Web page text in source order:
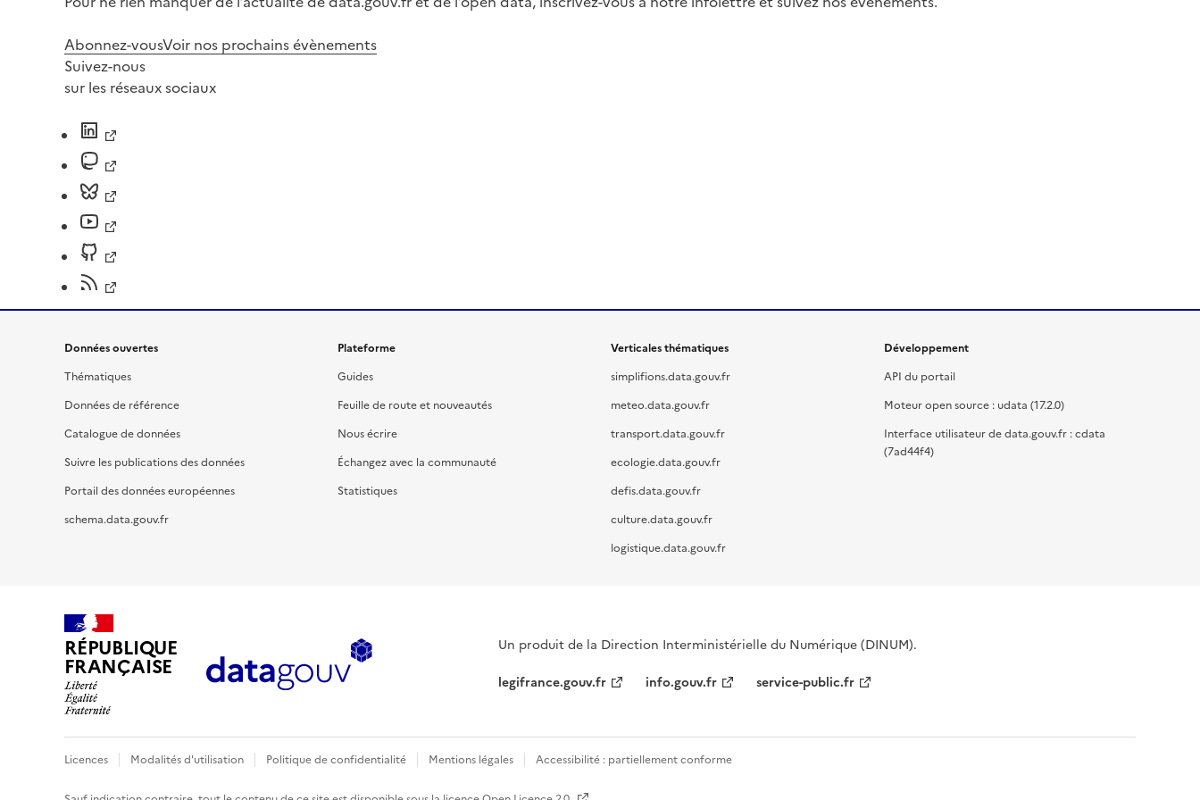
Abonnez-vousVoir nos prochains évènements
Suivez-nous
sur les réseaux sociaux
Données ouvertes
Thématiques
Données de référence
Catalogue de données
Suivre les publications des données
Portail des données européennes
schema.data.gouv.fr
Plateforme
Guides
Feuille de route et nouveautés
Nous écrire
Échangez avec la communauté
Statistiques
Verticales thématiques
simplifions.data.gouv.fr
meteo.data.gouv.fr
transport.data.gouv.fr
ecologie.data.gouv.fr
defis.data.gouv.fr
culture.data.gouv.fr
logistique.data.gouv.fr
Développement
API du portail
Moteur open source : udata (17.2.0)
Interface utilisateur de data.gouv.fr : cdata
(7ad44f4)
RÉPUBLIQUE
FRANÇAISE
Un produit de la Direction Interministérielle du Numérique (DINUM).
legifrance.gouv.fr
info.gouv.fr service-public.fr
Licences Modalités d'utilisation Politique de confidentialité Mentions légales Accessibilité : partiellement conforme